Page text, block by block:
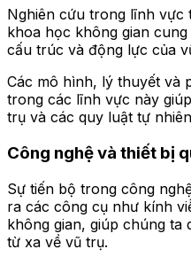
Nghiên cứu trong lĩnh vực
khoa học không gian
cấu trúc và động lực của
Các mô hình, lý thuyết và
trong các lĩnh vực này
trụ và các quy luật tự
Công nghệ và thiết bị
Sự tiến bộ trong công
ra các công cụ như kính
không gian, giúp chúng ta
từ xa về vũ trụ.